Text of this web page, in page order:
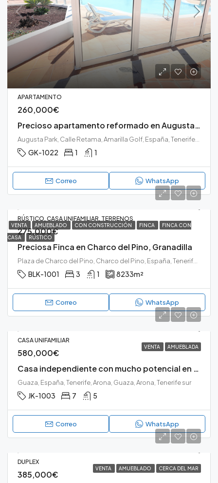
APARTAMENTO
260,000€
Precioso apartamento reformado en Augusta Park, Amarilla Golf
GK-1022 1 1
Correo WhatsApp
VENTA AMUEBLADO CON CONSTRUCCIÓN FINCA FINCA CON
CASA RÚSTICO
RÚSTICO, CASA UNIFAMILIAR, TERRENOS
275,000€
Preciosa Finca en Charco del Pino, Granadilla
BLK-1001 3 1 8233m²
Correo WhatsApp
VENTA AMUEBLADA
CASA UNIFAMILIAR
580,000€
Casa independiente con mucho potencial en Guaza, Arona.
Guaza, España, Tenerife, Arona, Guaza, Arona, Tenerife sur
JK-1003 7 5
Correo WhatsApp
VENTA AMUEBLADO CERCA DEL MAR
DUPLEX
385,000€